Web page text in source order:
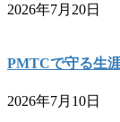
2026年7月20日
PMTCで守る生
2026年7月10日